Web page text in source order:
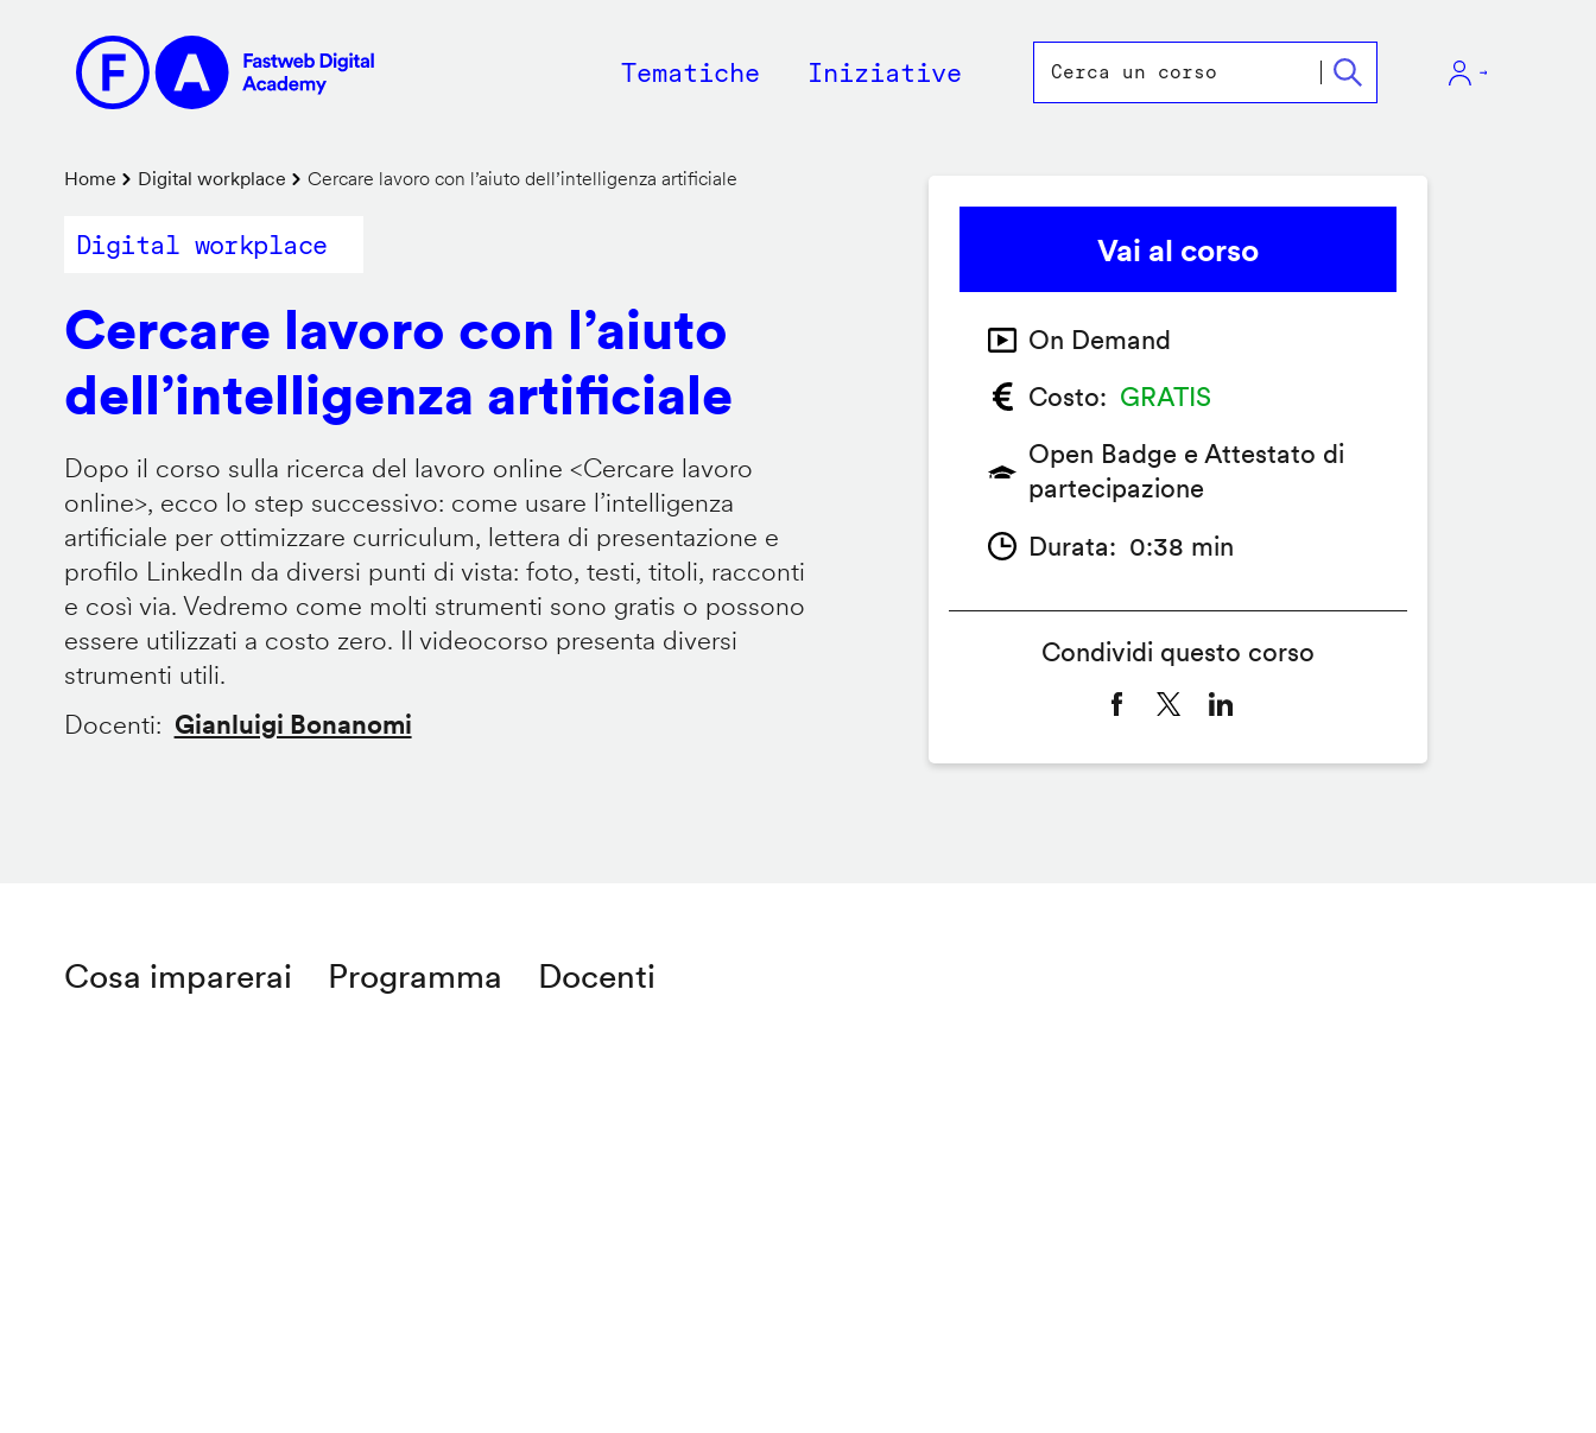
contenuto
principale
Main
Tematiche Iniziative
Briciole
di
Home Digital workplace Cercare lavoro con l’aiuto dell’intelligenza artificiale
Digital workplace
Cercare lavoro con l’aiuto
dell’intelligenza artificiale
Dopo il corso sulla ricerca del lavoro online <Cercare lavoro
online>, ecco lo step successivo: come usare l’intelligenza
artificiale per ottimizzare curriculum, lettera di presentazione e
profilo LinkedIn da diversi punti di vista: foto, testi, titoli, racconti
e così via. Vedremo come molti strumenti sono gratis o possono
essere utilizzati a costo zero. Il videocorso presenta diversi
strumenti utili.
Docenti
Gianluigi Bonanomi
Cosa imparerai Programma Docenti
Vai al corso
On Demand
Costo
GRATIS
Open Badge e Attestato di
partecipazione
Durata
0:38 min
Condividi questo corso